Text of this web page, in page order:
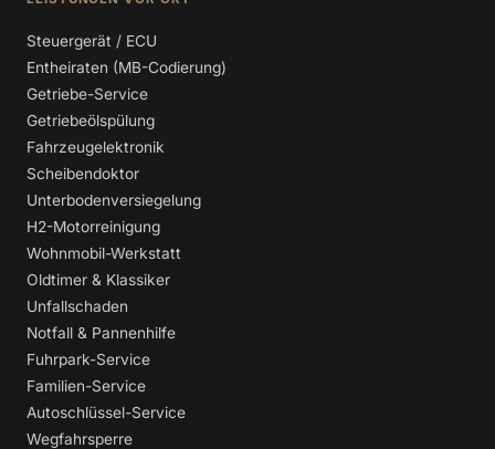
Steuergerät / ECU
Entheiraten (MB-Codierung)
Getriebe-Service
Getriebeölspülung
Fahrzeugelektronik
Scheibendoktor
Unterbodenversiegelung
H2-Motorreinigung
Wohnmobil-Werkstatt
Oldtimer & Klassiker
Unfallschaden
Notfall & Pannenhilfe
Fuhrpark-Service
Familien-Service
Autoschlüssel-Service
Wegfahrsperre